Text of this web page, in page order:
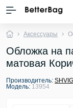
Аксессуары
Обложка на
матовая
Производитель:
Модель: 13954